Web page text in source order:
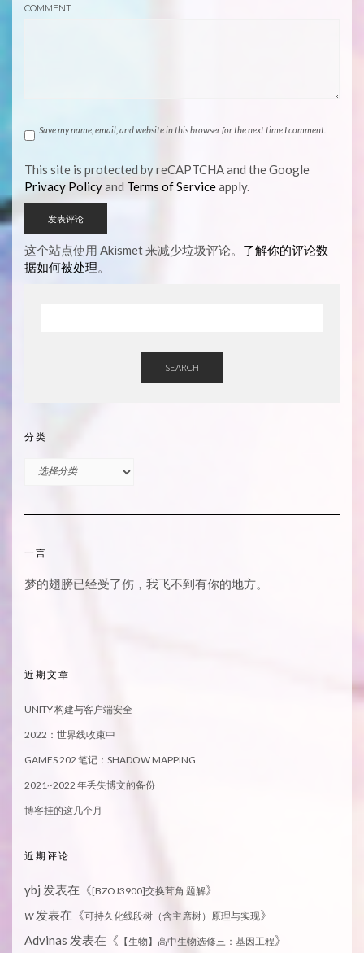
COMMENT
Save my name, email, and website in this browser for the next time I comment.
This site is protected by reCAPTCHA and the Google
Privacy Policyand Terms of Serviceapply.
这个站点使用 Akismet 来减少垃圾评论。 了解你的评论数
据如何被处理
SEARCH
分类
一言
梦的翅膀已经受了伤，我飞不到有你的地方。
近期文章
UNITY 构建与客户端安全
2022：世界线收束中
GAMES 202 笔记：SHADOW MAPPING
2021~2022 年丢失博文的备份
博客挂的这几个月
近期评论
ybj 发表在《[BZOJ3900]交换茸角 题解》
W发表在《可持久化线段树（含主席树）原理与实现》
Advinas 发表在《 【生物】高中生物选修三：基因工程》